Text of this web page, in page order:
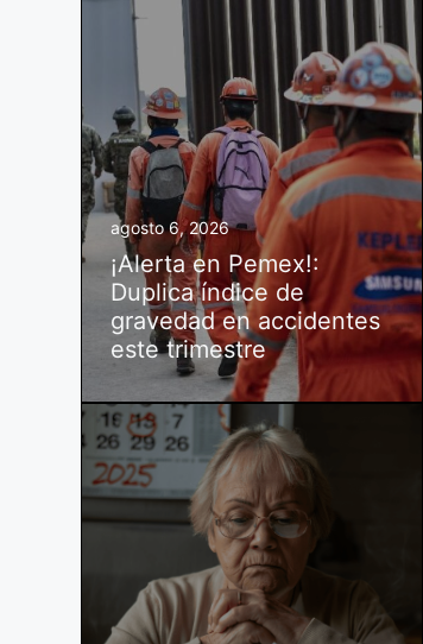
agosto 6, 2026
¡Alerta en Pemex!:
Duplica índice de
gravedad en accidentes
este trimestre